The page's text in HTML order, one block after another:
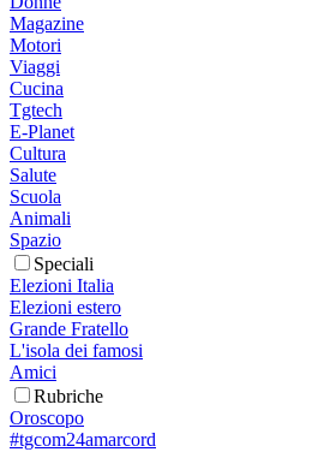
Magazine
Motori
Viaggi
Cucina
Tgtech
E-Planet
Cultura
Salute
Scuola
Animali
Spazio
Speciali
Elezioni Italia
Elezioni estero
Grande Fratello
L'isola dei famosi
Amici
Rubriche
Oroscopo
#tgcom24amarcord